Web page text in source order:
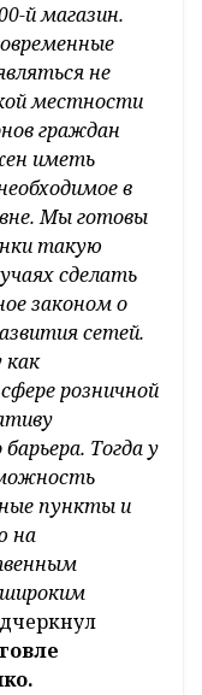
й магазин.
не
местности
граждан
иметь
в
Мы готовы
такую
сделать
законом о
сетей.
розничной
Тогда у
пункты и
на